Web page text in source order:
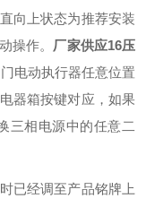
向上状态为推荐安装
操作。 厂家供应16压
电动执行器任意位置
器箱按键对应，如果
三相电源中的任意二
已经调至产品铭牌上